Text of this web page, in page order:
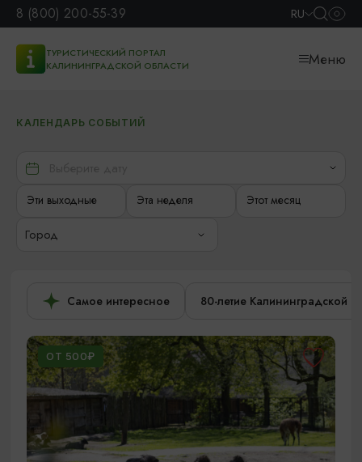
8 (800) 200-55-39 RU
ТУРИСТИЧЕСКИЙ ПОРТАЛ
КАЛИНИНГРАДСКОЙ ОБЛАСТИ
Меню
КАЛЕНДАРЬ СОБЫТИЙ
Эти выходные Эта неделя Этот месяц
Город
Самое интересное 80-летие Калининградской
ОТ 500₽